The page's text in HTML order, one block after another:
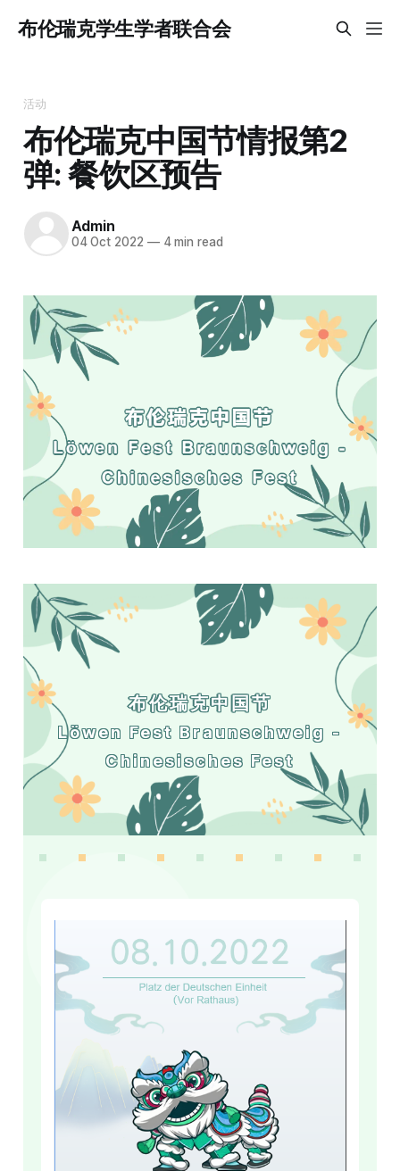
布伦瑞克学生学者联合会
活动
布伦瑞克中国节情报第2
弹: 餐饮区预告
Admin
04 Oct 2022 —4 min read
布伦瑞克中国节
Löwen Fest Braunschweig -
Chinesisches Fest